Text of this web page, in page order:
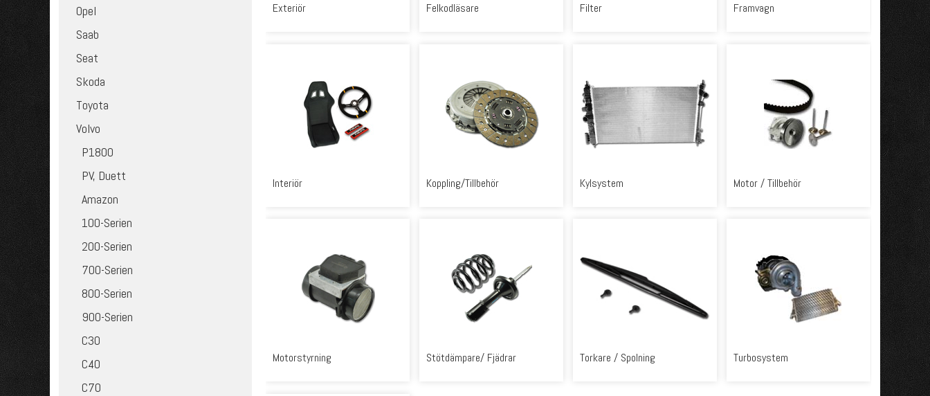
Opel
Saab
Seat
Skoda
Toyota
Volvo
P1800
PV, Duett
Amazon
100-Serien
200-Serien
700-Serien
800-Serien
900-Serien
C30
C40
C70
Exteriör Felkodläsare Filter Framvagn
Interiör Koppling/Tillbehör Kylsystem Motor / Tillbehör
Motorstyrning Stötdämpare/ Fjädrar Torkare / Spolning Turbosystem